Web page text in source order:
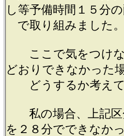
し等予備時間１５分
で取り組みました。
ここで気をつけな
どおりできなかった場
どうするか考えて
私の場合、上記区
を２８分でできなか